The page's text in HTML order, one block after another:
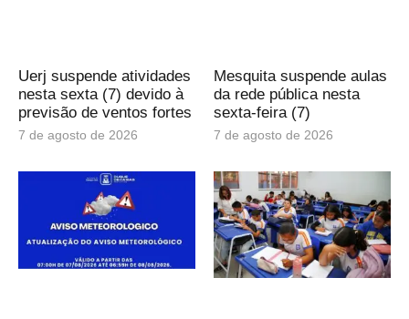
Uerj suspende atividades
nesta sexta (7) devido à
previsão de ventos fortes
7 de agosto de 2026
Mesquita suspende aulas
da rede pública nesta
sexta-feira (7)
7 de agosto de 2026